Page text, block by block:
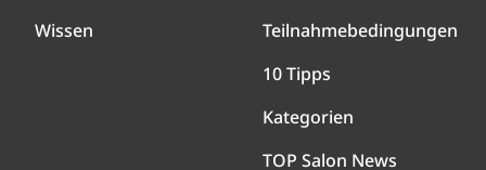
Wissen
Teilnahmebedingungen
10 Tipps
Kategorien
TOP Salon News